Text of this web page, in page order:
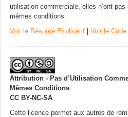
utilisation commerciale, elles n’ont
mêmes conditions.
Voir le Résumé Explicatif
Voir le
Attribution - Pas d’Utilisation
Mêmes Conditions
CC BY-NC-SA
Cette licence permet aux autres de